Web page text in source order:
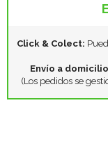
Click & Colect:
Envío a
(Los pedidos se